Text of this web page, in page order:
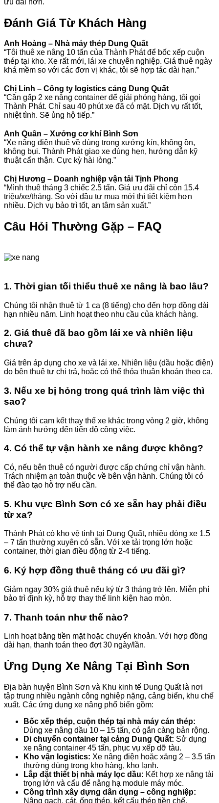
Đánh Giá Từ Khách Hàng
Anh Hoàng – Nhà máy thép Dung Quất
“Tôi thuê xe nâng 10 tấn của Thành Phát để bốc xếp cuộn
thép tại kho. Xe rất mới, lái xe chuyên nghiệp. Giá thuê ngày
khá mềm so với các đơn vị khác, tôi sẽ hợp tác dài hạn.”
Chị Linh – Công ty logistics cảng Dung Quất
“Cần gấp 2 xe nâng container để giải phóng hàng, tôi gọi
Thành Phát. Chỉ sau 40 phút xe đã có mặt. Dịch vụ rất tốt,
nhiệt tình. Sẽ ủng hộ tiếp.”
Anh Quân – Xưởng cơ khí Bình Sơn
“Xe nâng điện thuê về dùng trong xưởng kín, không ồn,
không bụi. Thành Phát giao xe đúng hẹn, hướng dẫn kỹ
thuật cẩn thận. Cực kỳ hài lòng.”
Chị Hương – Doanh nghiệp vận tải Tịnh Phong
“Mình thuê tháng 3 chiếc 2.5 tấn. Giá ưu đãi chỉ còn 15.4
triệu/xe/tháng. So với đầu tư mua mới thì tiết kiệm hơn
nhiều. Dịch vụ bảo trì tốt, an tâm sản xuất.”
Câu Hỏi Thường Gặp – FAQ
1. Thời gian tối thiểu thuê xe nâng là bao lâu?
Chúng tôi nhận thuê từ 1 ca (8 tiếng) cho đến hợp đồng dài
hạn nhiều năm. Linh hoạt theo nhu cầu của khách hàng.
2. Giá thuê đã bao gồm lái xe và nhiên liệu
chưa?
Giá trên áp dụng cho xe và lái xe. Nhiên liệu (dầu hoặc điện)
do bên thuê tự chi trả, hoặc có thể thỏa thuận khoán theo ca.
3. Nếu xe bị hỏng trong quá trình làm việc thì
sao?
Chúng tôi cam kết thay thế xe khác trong vòng 2 giờ, không
làm ảnh hưởng đến tiến độ công việc.
4. Có thể tự vận hành xe nâng được không?
Có, nếu bên thuê có người được cấp chứng chỉ vận hành.
Trách nhiệm an toàn thuộc về bên vận hành. Chúng tôi có
thể đào tạo hỗ trợ nếu cần.
5. Khu vực Bình Sơn có xe sẵn hay phải điều
từ xa?
Thành Phát có kho vệ tinh tại Dung Quất, nhiều dòng xe 1.5
– 7 tấn thường xuyên có sẵn. Với xe tải trọng lớn hoặc
container, thời gian điều động từ 2-4 tiếng.
6. Ký hợp đồng thuê tháng có ưu đãi gì?
Giảm ngay 30% giá thuê nếu ký từ 3 tháng trở lên. Miễn phí
bảo trì định kỳ, hỗ trợ thay thế linh kiện hao mòn.
7. Thanh toán như thế nào?
Linh hoạt bằng tiền mặt hoặc chuyển khoản. Với hợp đồng
dài hạn, thanh toán theo đợt 30 ngày/lần.
Ứng Dụng Xe Nâng Tại Bình Sơn
Địa bàn huyện Bình Sơn và Khu kinh tế Dung Quất là nơi
tập trung nhiều ngành công nghiệp nặng, cảng biển, khu chế
xuất. Các ứng dụng xe nâng phổ biến gồm:
Bốc xếp thép, cuộn thép tại nhà máy cán thép:
Dùng xe nâng dầu 10 – 15 tấn, có gắn càng bản rộng.
Di chuyển container tại cảng Dung Quất: Sử dụng
xe nâng container 45 tấn, phục vụ xếp dỡ tàu.
Kho vận logistics: Xe nâng điện hoặc xăng 2 – 3.5 tấn
thường dùng trong kho hàng, kho lạnh.
Lắp đặt thiết bị nhà máy lọc dầu: Kết hợp xe nâng tải
trọng lớn và cẩu để nâng hạ module máy móc.
Công trình xây dựng dân dụng – công nghiệp:
Nâng gạch, cát, ống thép, kết cấu thép tiền chế.